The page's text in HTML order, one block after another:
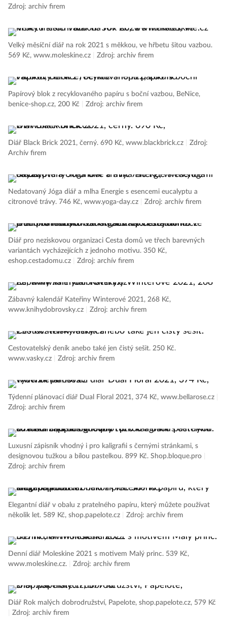
Zdroj: archiv firem
Velký měsíční diář na rok 2021 s měkkou, ve hřbetu šitou vazbou.
569 Kč, www.moleskine.cz
Zdroj: archiv firem
Papírový blok z recyklovaného papíru s boční vazbou, BeNice,
benice-shop.cz, 200 Kč
Zdroj: archiv firem
Diář Black Brick 2021, černý. 690 Kč, www.blackbrick.cz
Zdroj:
Archív firem
Nedatovaný Jóga diář a mlha Energie s esencemi eucalyptu a
citronové trávy. 746 Kč, www.yoga-day.cz
Zdroj: archív firem
Diář pro neziskovou organizaci Cesta domů ve třech barevných
variantách vycházejících z jednoho motivu. 350 Kč,
eshop.cestadomu.cz
Zdroj: archív firem
Zábavný kalendář Kateřiny Winterové 2021, 268 Kč,
www.knihydobrovsky.cz
Zdroj: archiv firem
Cestovatelský deník anebo také jen čistý sešit. 250 Kč.
www.vasky.cz
Zdroj: archiv firem
Týdenní plánovací diář Dual Floral 2021, 374 Kč, www.bellarose.cz
Zdroj: archiv firem
Luxusní zápisník vhodný i pro kaligrafii s černými stránkami, s
designovou tužkou a bílou pastelkou. 899 Kč. Shop.bloque.pro
Zdroj: archiv firem
Elegantní diář v obalu z pratelného papíru, který můžete používat
několik let. 589 Kč, shop.papelote.cz
Zdroj: archiv firem
Denní diář Moleskine 2021 s motivem Malý princ. 539 Kč,
www.moleskine.cz.
Zdroj: archiv firem
Diář Rok malých dobrodružství, Papelote, shop.papelote.cz, 579 Kč
Zdroj: archiv firem